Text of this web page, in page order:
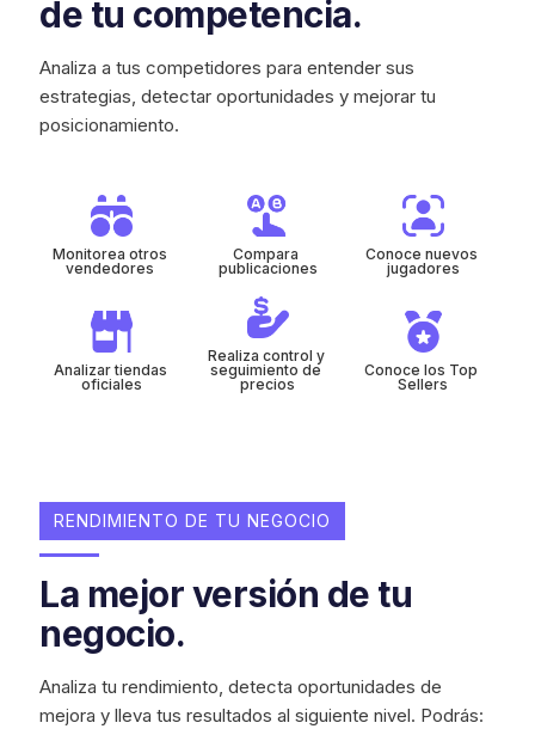
de tu competencia.
Analiza a tus competidores para entender sus
estrategias, detectar oportunidades y mejorar tu
posicionamiento.
Monitorea otros
vendedores
Compara
publicaciones
Conoce nuevos
jugadores
Analizar tiendas
oficiales
Realiza control y
seguimiento de
precios
Conoce los Top
Sellers
RENDIMIENTO DE TU NEGOCIO
La mejor versión de tu
negocio.
Analiza tu rendimiento, detecta oportunidades de
mejora y lleva tus resultados al siguiente nivel. Podrás: